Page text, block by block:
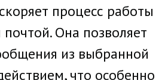
процесс работы
Она позволяет
из выбранной
что особенно